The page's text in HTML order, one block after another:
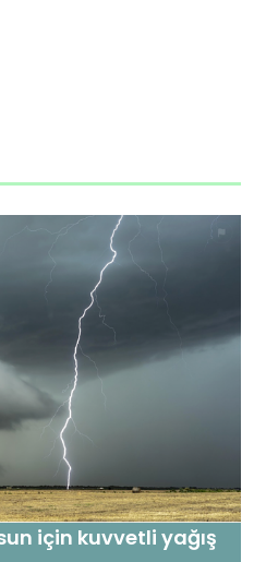
için kuvvetli yağış